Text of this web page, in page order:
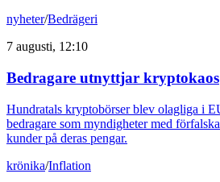
nyheter/Bedrägeri
7 augusti, 12:10
Bedragare utnyttjar kryptokaos
Hundratals kryptobörser blev olagliga i
bedragare som myndigheter med
kunder på deras pengar.
krönika/Inflation